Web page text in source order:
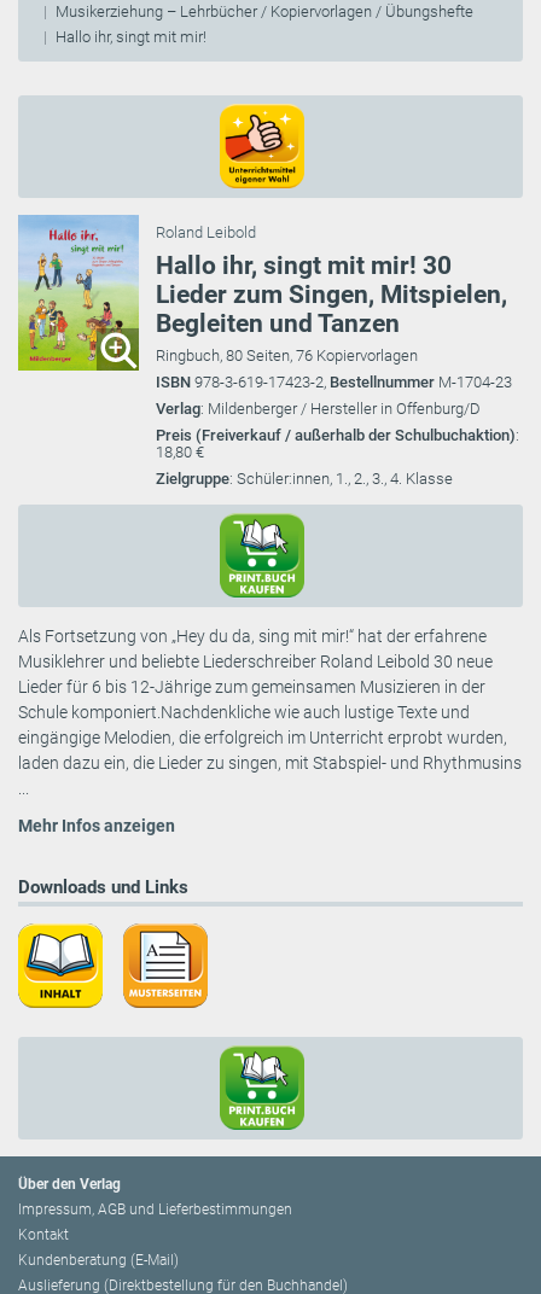
Musikerziehung – Lehrbücher / Kopiervorlagen / Übungshefte
Hallo ihr, singt mit mir!
Roland Leibold
Hallo ihr, singt mit mir! 30
Lieder zum Singen, Mitspielen,
Begleiten und Tanzen
Ringbuch, 80 Seiten, 76 Kopiervorlagen
ISBN 978-3-619-17423-2, Bestellnummer M-1704-23
Verlag: Mildenberger / Hersteller in Offenburg/D
Preis (Freiverkauf / außerhalb der Schulbuchaktion):
18,80 €
Zielgruppe: Schüler:innen, 1., 2., 3., 4. Klasse
Als Fortsetzung von „Hey du da, sing mit mir!“ hat der erfahrene
Musiklehrer und beliebte Liederschreiber Roland Leibold 30 neue
Lieder für 6 bis 12-Jährige zum gemeinsamen Musizieren in der
Schule komponiert.Nachdenkliche wie auch lustige Texte und
eingängige Melodien, die erfolgreich im Unterricht erprobt wurden,
laden dazu ein, die Lieder zu singen, mit Stabspiel- und Rhythmusins
...
Mehr Infos anzeigen
Downloads und Links
Über den Verlag
Impressum, AGB und Lieferbestimmungen
Kontakt
Kundenberatung (E-Mail)
Auslieferung (Direktbestellung für den Buchhandel)